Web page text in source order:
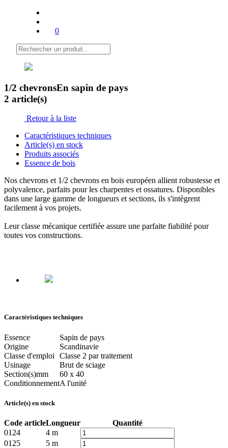
0
1/2 chevronsEn sapin de pays
2 article(s)
Retour à la liste
Caractéristiques techniques
Article(s) en stock
Produits associés
Essence de bois
Nos chevrons et 1/2 chevrons en bois européen allient robustesse et
polyvalence, parfaits pour les charpentes et ossatures. Disponibles
dans une large gamme de longueurs et sections, ils s'intègrent
facilement à vos projets.
Leur classe mécanique certifiée assure une parfaite fiabilité pour
toutes vos constructions.
Caractéristiques techniques
Essence
Sapin de pays
Origine
Scandinavie
Classe d'emploi
Classe 2 par traitement
Usinage
Brut de sciage
Section(s)mm
60 x 40
ConditionnementA l'unité
Article(s) en stock
Code articleLongueur
Quantité
0124
4 m
0125
5 m